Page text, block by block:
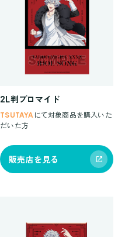
2L判ブロマイド
TSUTAYA にて対象商品を購入いた
だいた方
販売店を見る